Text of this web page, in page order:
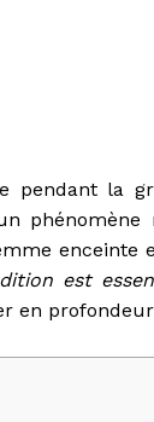
pendant la
phénomène
enceinte
est
en